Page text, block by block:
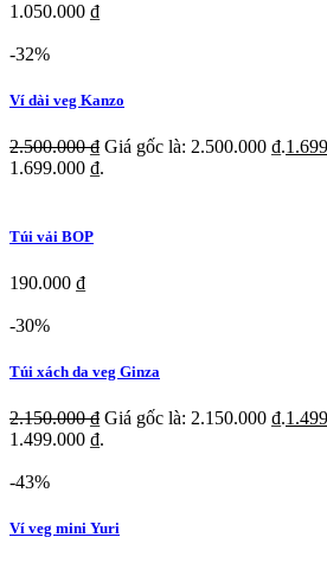
1.050.000 ₫
-32%
Ví dài veg Kanzo
2.500.000₫ Giá gốc là: 2.500.000 ₫.
1.699.000 ₫.
Túi vải BOP
190.000 ₫
-30%
Túi xách da veg Ginza
2.150.000₫ Giá gốc là: 2.150.000 ₫.
1.499.000 ₫.
-43%
Ví veg mini Yuri